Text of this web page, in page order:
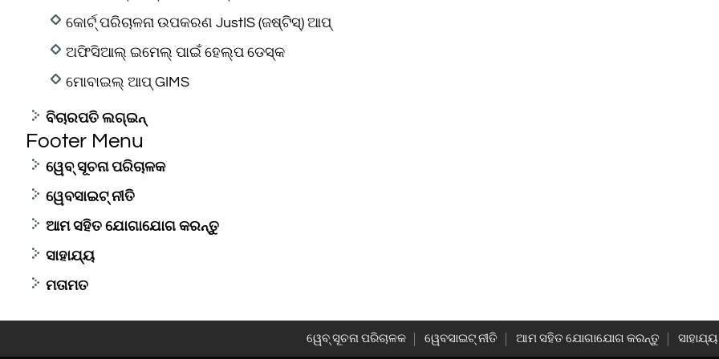
କୋର୍ଟ୍ ପରିଚାଳନା ଉପକରଣ JustIS (ଜଷ୍ଟିସ୍) ଆପ୍
ଅଫିସିଆଲ୍ ଇମେଲ୍ ପାଇଁ ହେଲ୍ପ ଡେସ୍କ
ମୋବାଇଲ୍ ଆପ୍ GIMS
ବିଚାରପତି ଲଗ୍ଇନ୍
Footer Menu
ୱେବ୍ ସୂଚନା ପରିଚାଳକ
ୱେବସାଇଟ୍ ନୀତି
ଆମ ସହିତ ଯୋଗାଯୋଗ କରନ୍ତୁ
ସାହାଯ୍ୟ
ମତାମତ
ୱେବ୍ ସୂଚନା ପରିଚାଳକ ୱେବସାଇଟ୍ ନୀତି ଆମ ସହିତ ଯୋଗାଯୋଗ କରନ୍ତୁ ସାହାଯ୍ୟ